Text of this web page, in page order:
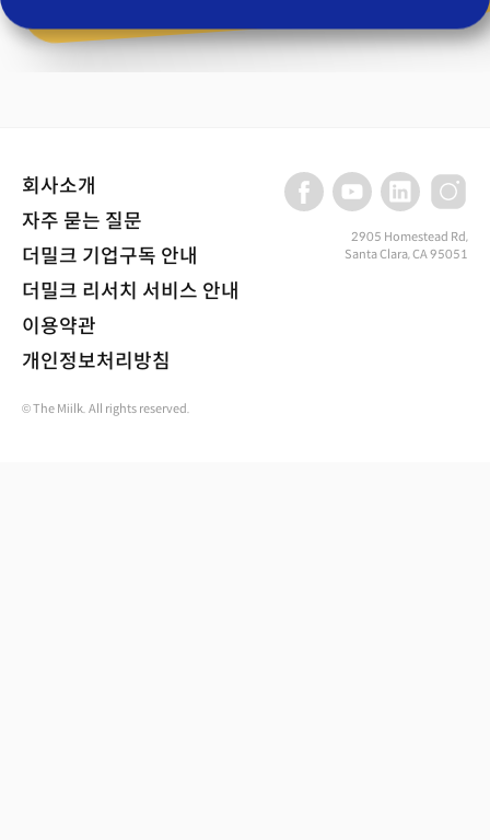
회사소개
자주 묻는 질문
더밀크 기업구독 안내
더밀크 리서치 서비스 안내
이용약관
개인정보처리방침
2905 Homestead Rd,
Santa Clara, CA 95051
© The Miilk. All rights reserved.